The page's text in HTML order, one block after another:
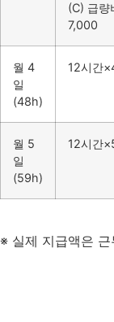
(C) 급량
7,000
월 4
일
(48h)
12시간
월 5
일
(59h)
12시간
※ 실제 지급액은